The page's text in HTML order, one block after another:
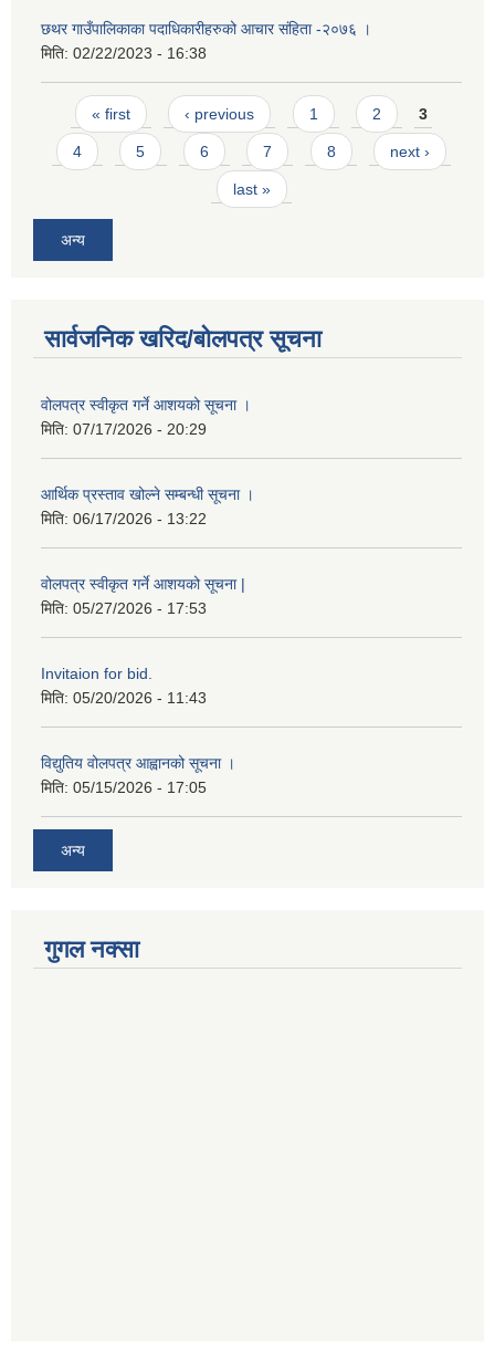
छथर गाउँपालिकाका पदाधिकारीहरुको आचार संहिता -२०७६ ।
मिति: 02/22/2023 - 16:38
Pages
« first ‹ previous 1 2 3
4 5 6 7 8 next ›
last »
अन्य
सार्वजनिक खरिद/बोलपत्र सूचना
वोलपत्र स्वीकृत गर्ने आशयको सूचना ।
मिति: 07/17/2026 - 20:29
आर्थिक प्रस्ताव खोल्ने सम्बन्धी सूचना ।
मिति: 06/17/2026 - 13:22
वोलपत्र स्वीकृत गर्ने आशयको सूचना |
मिति: 05/27/2026 - 17:53
Invitaion for bid.
मिति: 05/20/2026 - 11:43
विद्युतिय वोलपत्र आह्वानको सूचना ।
मिति: 05/15/2026 - 17:05
अन्य
गुगल नक्सा